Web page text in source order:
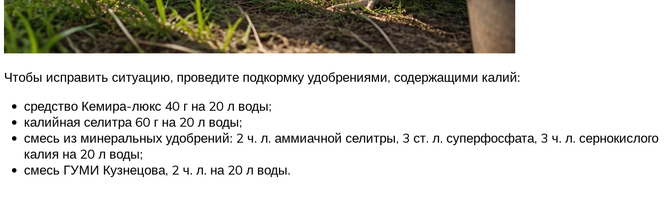
Чтобы исправить ситуацию, проведите подкормку удобрениями, содержащими калий:
средство Кемира-люкс 40 г на 20 л воды;
калийная селитра 60 г на 20 л воды;
смесь из минеральных удобрений: 2 ч. л. аммиачной селитры, 3 ст. л. суперфосфата, 3 ч. л. сернокислого
калия на 20 л воды;
смесь ГУМИ Кузнецова, 2 ч. л. на 20 л воды.